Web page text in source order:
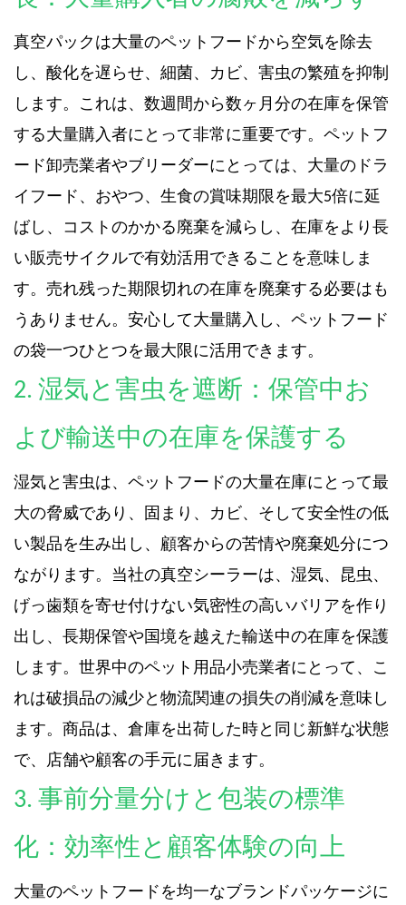
真空パックは大量のペットフードから空気を除去
し、酸化を遅らせ、細菌、カビ、害虫の繁殖を抑制
します。これは、数週間から数ヶ月分の在庫を保管
する大量購入者にとって非常に重要です。ペットフ
ード卸売業者やブリーダーにとっては、大量のドラ
イフード、おやつ、生食の賞味期限を最大5倍に延
ばし、コストのかかる廃棄を減らし、在庫をより長
い販売サイクルで有効活用できることを意味しま
す。売れ残った期限切れの在庫を廃棄する必要はも
うありません。安心して大量購入し、ペットフード
の袋一つひとつを最大限に活用できます。
2. 湿気と害虫を遮断：保管中お
よび輸送中の在庫を保護する
湿気と害虫は、ペットフードの大量在庫にとって最
大の脅威であり、固まり、カビ、そして安全性の低
い製品を生み出し、顧客からの苦情や廃棄処分につ
ながります。当社の真空シーラーは、湿気、昆虫、
げっ歯類を寄せ付けない気密性の高いバリアを作り
出し、長期保管や国境を越えた輸送中の在庫を保護
します。世界中のペット用品小売業者にとって、こ
れは破損品の減少と物流関連の損失の削減を意味し
ます。商品は、倉庫を出荷した時と同じ新鮮な状態
で、店舗や顧客の手元に届きます。
3. 事前分量分けと包装の標準
化：効率性と顧客体験の向上
大量のペットフードを均一なブランドパッケージに